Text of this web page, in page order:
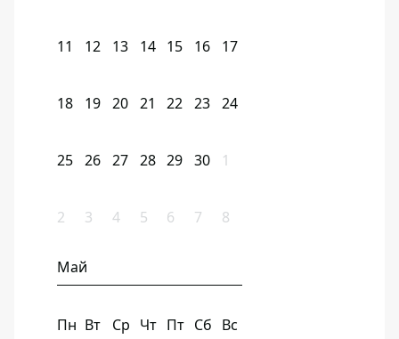
11 12 13 14 15 16 17
18 19 20 21 22 23 24
25 26 27 28 29 30 1
2 3 4 5 6 7 8
Май
Пн Вт Ср Чт Пт Сб Вс